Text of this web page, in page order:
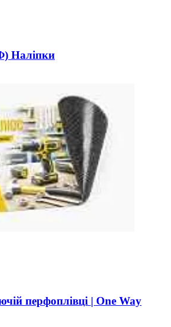
Наліпки
перфоплівці | One Way